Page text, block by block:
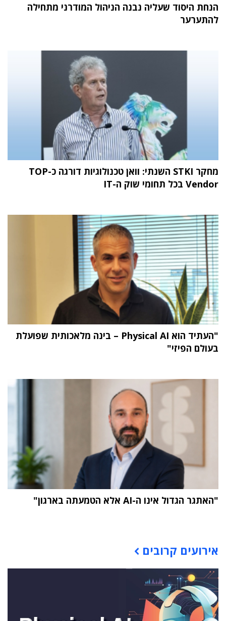
הנחת היסוד שעליה נבנה הניהול המודרני מתחילה
להתערער
מחקר STKI השנתי: וואן טכנולוגיות דורגה כ-TOP
Vendor בכל תחומי שוק ה-IT
"העתיד הוא Physical AI – בינה מלאכותית שפועלת
בעולם הפיזי"
"האתגר הגדול אינו ה-AI אלא הטמעתה בארגון"
אירועים קרובים